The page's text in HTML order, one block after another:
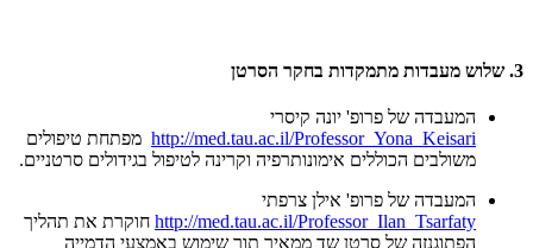
3. שלוש מעבדות מתמקדות בחקר הסרטן
המעבדה של פרופ' יונה קיסרי
http://med.tau.ac.il/Professor_Yona_Keisari מפתחת טיפולים
משולבים הכוללים אימונותרפיה וקרינה לטיפול בגידולים סרטניים.
המעבדה של פרופ' אילן צרפתי
http://med.tau.ac.il/Professor_Ilan_Tsarfaty חוקרת את תהליך
הפתוגנזה של סרטן שד ממאיר תוך שימוש באמצעי הדמייה